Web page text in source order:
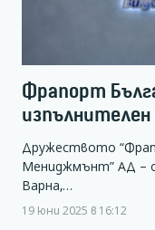
Фрапорт
Дружеството
Мениджмънт” АД –
Варна,…
19 юни 2025 в 16:12